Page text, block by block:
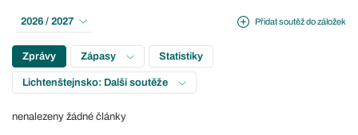
Přidat soutěž do záložek
2026 / 2027
Zprávy Zápasy Statistiky
Lichtenštejnsko: Další soutěže
nenalezeny žádné články